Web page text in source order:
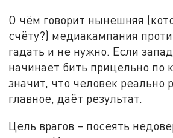
О чём говорит нынешняя
счёту?) медиакампания
гадать и не нужно. Если
начинает бить прицельно по
значит, что человек реально
главное, даёт результат.
Цель врагов – посеять